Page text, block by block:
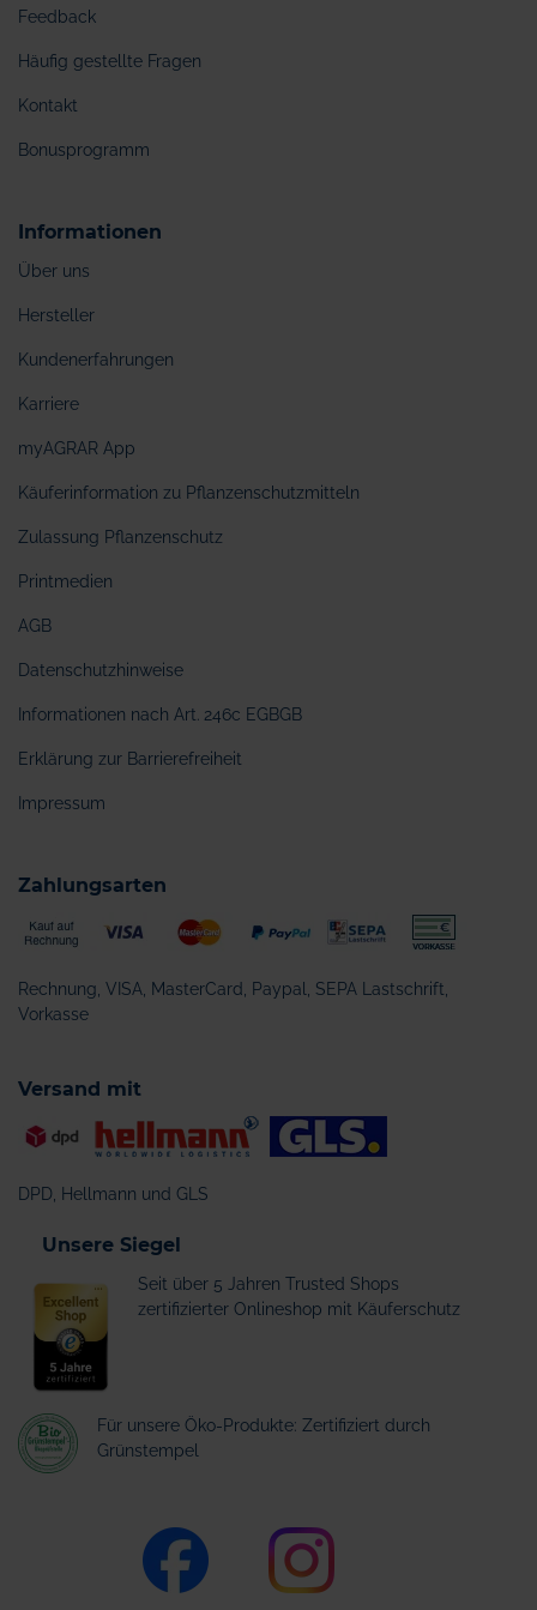
Feedback
Häufig gestellte Fragen
Kontakt
Bonusprogramm
Informationen
Über uns
Hersteller
Kundenerfahrungen
Karriere
myAGRAR App
Käuferinformation zu Pflanzenschutzmitteln
Zulassung Pflanzenschutz
Printmedien
AGB
Datenschutzhinweise
Informationen nach Art. 246c EGBGB
Erklärung zur Barrierefreiheit
Impressum
Zahlungsarten
Rechnung, VISA, MasterCard, Paypal, SEPA Lastschrift,
Vorkasse
Versand mit
DPD, Hellmann und GLS
Unsere Siegel
Seit über 5 Jahren Trusted Shops
zertifizierter Onlineshop mit Käuferschutz
Für unsere Öko-Produkte: Zertifiziert durch
Grünstempel